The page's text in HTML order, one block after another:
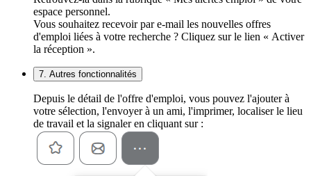
espace personnel.
Vous souhaitez recevoir par e-mail les nouvelles offres
d'emploi liées à votre recherche ? Cliquez sur le lien « Activer
la réception ».
7. Autres fonctionnalités
Depuis le détail de l'offre d'emploi, vous pouvez l'ajouter à
votre sélection, l'envoyer à un ami, l'imprimer, localiser le lieu
de travail et la signaler en cliquant sur :